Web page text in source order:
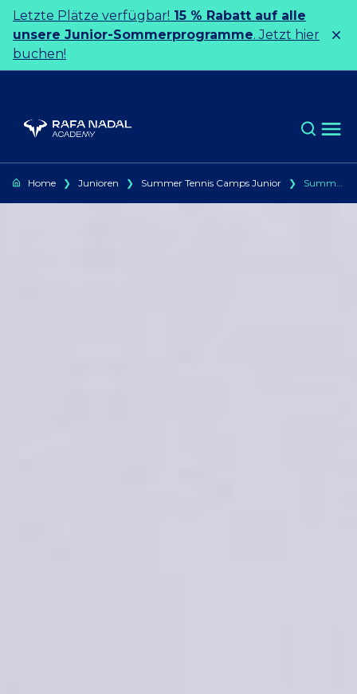
Ir al contenido
Letzte Plätze verfügbar! 15 % Rabatt auf alle
unsere Junior-Sommerprogramme. Jetzt hier
buchen!
Home ❯ Junioren ❯ Summer Tennis Camps Junior ❯ Summer Tennis Camp Kids